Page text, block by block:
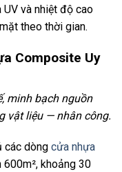
và nhiệt độ cao
theo thời gian.
Composite Uy
minh bạch nguồn
vật liệu — nhân công.
các dòng cửa nhựa
600m², khoảng 30